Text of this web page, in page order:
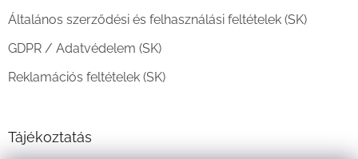
Általános szerződési és felhasználási feltételek (SK)
GDPR / Adatvédelem (SK)
Reklamációs feltételek (SK)
Tájékoztatás